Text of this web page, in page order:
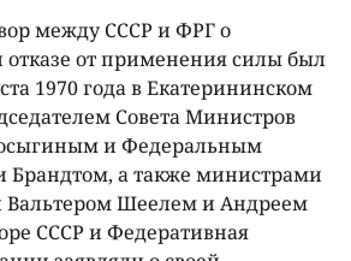
между СССР и ФРГ о
отказе от применения силы был
1970 года в Екатерининском
Совета Министров
и Федеральным
Брандтом, а также министрами
Вальтером Шеелем и Андреем
СССР и Федеративная